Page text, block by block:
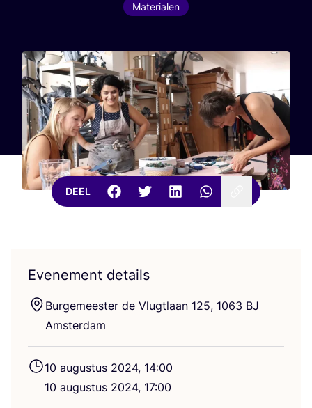
Materialen
DEEL
Evenement details
Bur­ge­mees­ter de Vlugt­laan 125, 1063 BJ
Amsterdam
10 augus­tus 2024, 14:00
10 augus­tus 2024, 17:00